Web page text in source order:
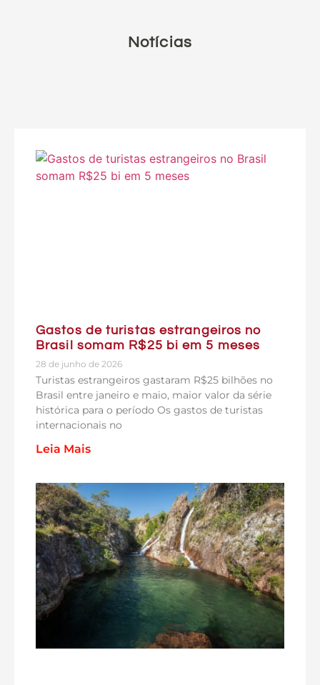
Notícias
Gastos de turistas estrangeiros no
Brasil somam R$25 bi em 5 meses
28 de junho de 2026
Turistas estrangeiros gastaram R$25 bilhões no
Brasil entre janeiro e maio, maior valor da série
histórica para o período Os gastos de turistas
internacionais no
Leia Mais